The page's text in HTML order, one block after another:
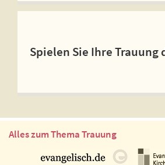
Spielen Sie Ihre Trauung
Alles zum Thema Trauung